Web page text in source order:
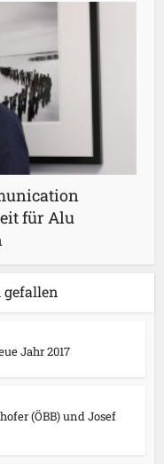
für Alu
Jahr 2017
(ÖBB) und Josef